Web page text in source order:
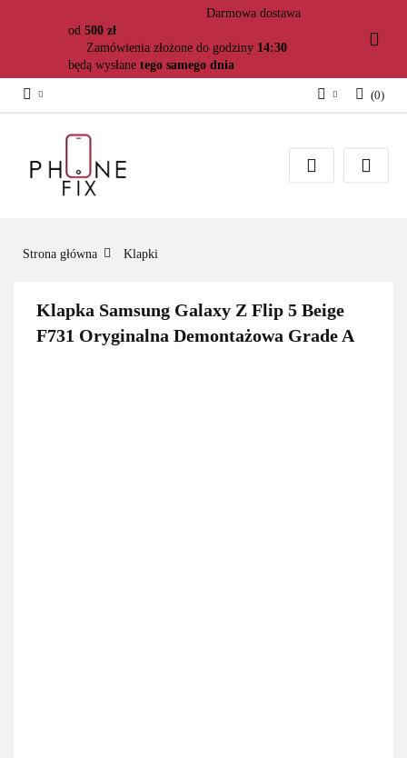
Darmowa dostawa
od 500 zł
Zamówienia złożone do godziny 14:30
będą wysłane tego samego dnia
Załóż konto
(0)
Strona główna Klapki
Klapka Samsung Galaxy Z Flip 5 Beige
F731 Oryginalna Demontażowa Grade A